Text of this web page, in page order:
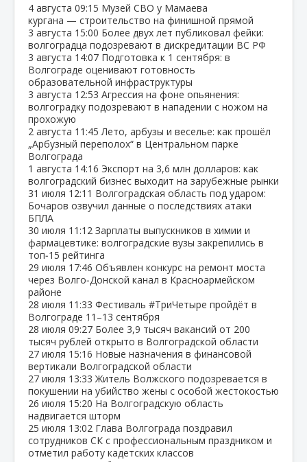
4 августа 09:15 Музей СВО у Мамаева
кургана — строительство на финишной прямой
3 августа 15:00 Более двух лет публиковал фейки:
волгоградца подозревают в дискредитации ВС РФ
3 августа 14:07 Подготовка к 1 сентября: в
Волгограде оценивают готовность
образовательной инфраструктуры
3 августа 12:53 Агрессия на фоне опьянения:
волгоградку подозревают в нападении с ножом на
прохожую
2 августа 11:45 Лето, арбузы и веселье: как прошёл
„Арбузный переполох“ в Центральном парке
Волгограда
1 августа 14:16 Экспорт на 3,6 млн долларов: как
волгоградский бизнес выходит на зарубежные рынки
31 июля 12:11 Волгоградская область под ударом:
Бочаров озвучил данные о последствиях атаки
БПЛА
30 июля 11:12 Зарплаты выпускников в химии и
фармацевтике: волгоградские вузы закрепились в
топ‑15 рейтинга
29 июля 17:46 Объявлен конкурс на ремонт моста
через Волго‑Донской канал в Красноармейском
районе
28 июля 11:33 Фестиваль #ТриЧетыре пройдёт в
Волгограде 11–13 сентября
28 июля 09:27 Более 3,9 тысяч вакансий от 200
тысяч рублей открыто в Волгоградской области
27 июля 15:16 Новые назначения в финансовой
вертикали Волгоградской области
27 июля 13:33 Житель Волжского подозревается в
покушении на убийство жены с особой жестокостью
26 июля 15:20 На Волгоградскую область
надвигается шторм
25 июля 13:02 Глава Волгограда поздравил
сотрудников СК с профессиональным праздником и
отметил работу кадетских классов